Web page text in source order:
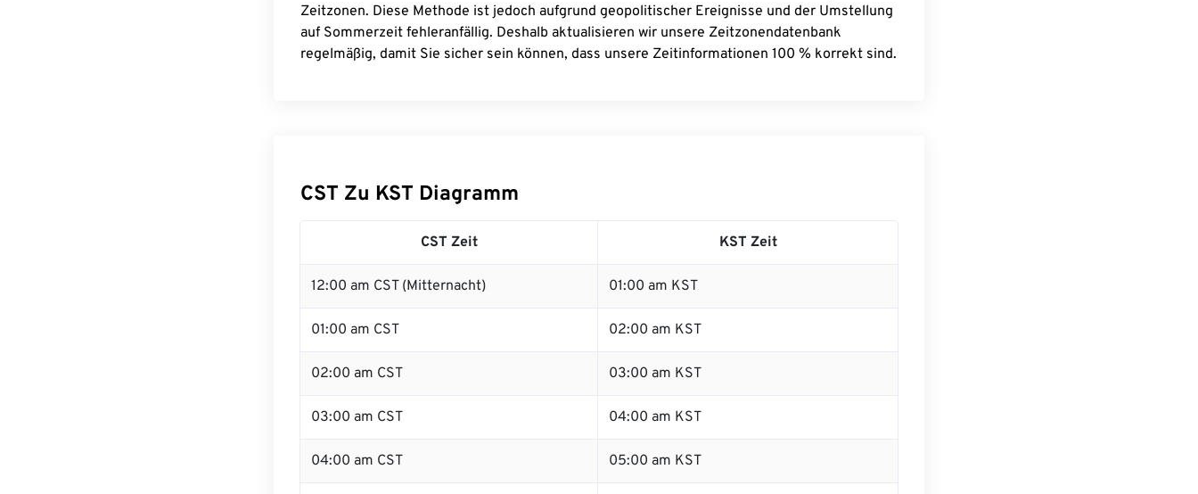
Zeitzonen. Diese Methode ist jedoch aufgrund geopolitischer Ereignisse und der Umstellung
auf Sommerzeit fehleranfällig. Deshalb aktualisieren wir unsere Zeitzonendatenbank
regelmäßig, damit Sie sicher sein können, dass unsere Zeitinformationen 100 % korrekt sind.
CST Zu KST Diagramm
CST Zeit KST Zeit
12:00 am CST (Mitternacht) 01:00 am KST
01:00 am CST 02:00 am KST
02:00 am CST 03:00 am KST
03:00 am CST 04:00 am KST
04:00 am CST 05:00 am KST